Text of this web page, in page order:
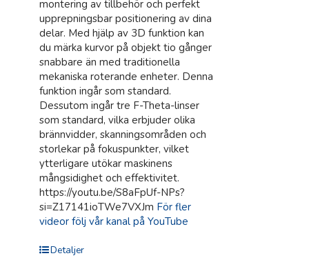
montering av tillbehör och perfekt
upprepningsbar positionering av dina
delar. Med hjälp av 3D funktion kan
du märka kurvor på objekt tio gånger
snabbare än med traditionella
mekaniska roterande enheter. Denna
funktion ingår som standard.
Dessutom ingår tre F-Theta-linser
som standard, vilka erbjuder olika
brännvidder, skanningsområden och
storlekar på fokuspunkter, vilket
ytterligare utökar maskinens
mångsidighet och effektivitet.
https://youtu.be/S8aFpUf-NPs?
si=Z17141ioTWe7VXJm För fler
videor följ vår kanal på YouTube
Detaljer